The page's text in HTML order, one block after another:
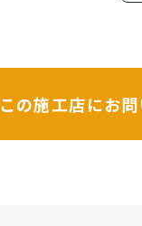
この施工店にお